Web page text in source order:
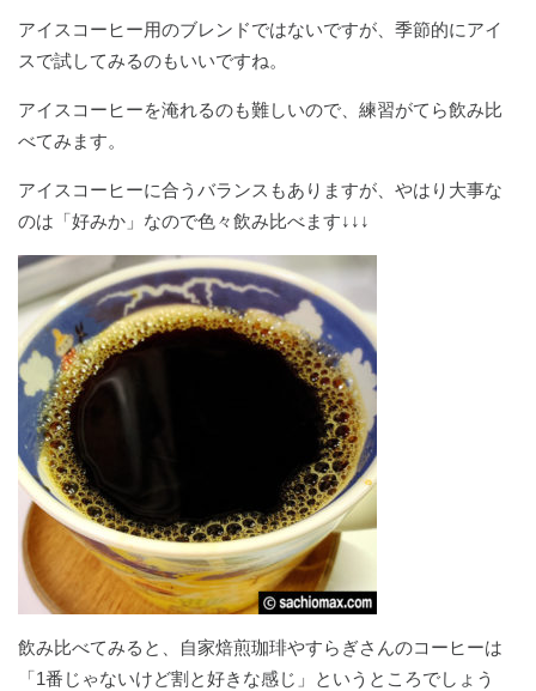
アイスコーヒー用のブレンドではないですが、季節的にアイ
スで試してみるのもいいですね。
アイスコーヒーを淹れるのも難しいので、練習がてら飲み比
べてみます。
アイスコーヒーに合うバランスもありますが、やはり大事な
のは「好みか」なので色々飲み比べます↓↓↓
飲み比べてみると、自家焙煎珈琲やすらぎさんのコーヒーは
「1番じゃないけど割と好きな感じ」というところでしょう